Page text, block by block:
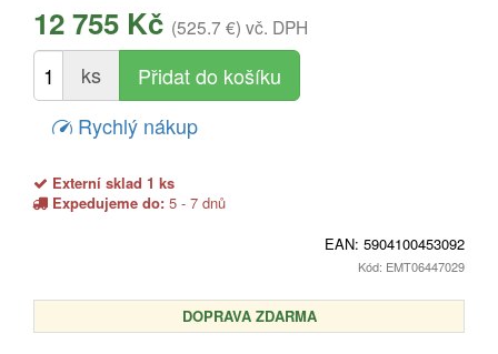
12 755 Kč (525.7 €) vč. DPH
ks
Rychlý nákup
Externí sklad 1 ks
Expedujeme do: 5 - 7 dnů
EAN: 5904100453092
Kód: EMT06447029
DOPRAVA ZDARMA